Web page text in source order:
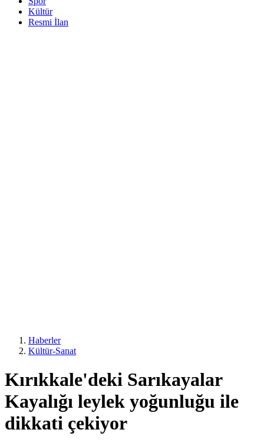
Kültür
Resmi İlan
Haberler
Kültür-Sanat
Kırıkkale'deki Sarıkayalar
Kayalığı leylek yoğunluğu ile
dikkati çekiyor